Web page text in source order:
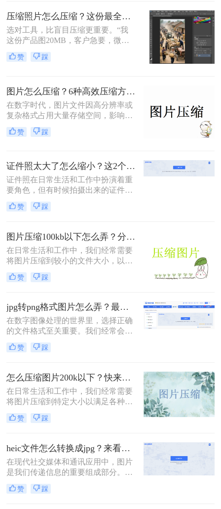
你快速掌握压缩技巧。
压缩照片怎么压缩？这份最全压缩指南，小白也能轻松降80%！
选对工具，比盲目压缩更重要。“我
这份产品图20MB，客户急要，微信
死活发不出去！”一位做电商的朋友
半夜给我发来消息。这场景，想必很
赞 踩
图片怎么压缩？6种高效压缩方法分享！
在数字时代，图片文件因高分辨率或
复杂格式占用大量存储空间，影响传
输和加载速度。那么图片怎么压缩
呢？本文总结了6种高效压缩方法，
赞 踩
证件照太大了怎么缩小？这2个方法轻松满足你的需求 ！
证件照在日常生活和工作中扮演着重
要角色，但有时候拍摄出来的证件照
文件体积过大，不仅占用存储空间，
还可能影响上传速度或不符合某些平
小呢？本文将介绍两种高效的方法来
缩小证件照的大小。
赞 踩
图片压缩100kb以下怎么弄？分享4个高效压缩方法！
在日常生活和工作中，我们经常需要
将图片压缩到较小的文件大小，以便
于上传、发送或存储。将图片压缩到
100KB以下是一个常见的需求。那么
将详细介绍几种实现这一目标的方
法。
赞 踩
jpg转png格式图片怎么弄？最新有效的转换方法终极指南！
在数字图像处理的世界里，选择正确
的文件格式至关重要。我们经常会遇
到一个场景：手头有一张JPEG（或
JPG）格式的图片，但由于项目需求
存），必须将其转换为PNG格式。虽
然听起来简单，但不同的转换方法在
便捷性、质量和控制力上差异巨大。
那么jpg转png格式图片怎么弄呢？
赞 踩
怎么压缩图片200k以下？快来试试这4种压缩方法!！
在日常生活和工作中，我们经常需要
将图片压缩到特定大小以满足各种需
求，比如上传至社交媒体、发送电子
邮件或存储到移动设备中。那么怎么
种将图片压缩到200K以下的实用方
法。
赞 踩
heic文件怎么转换成jpg？来看看这二种方法吧！
在现代社交媒体和通讯应用中，图片
是我们传递信息的重要组成部分。然
而，一些设备（如iPhone）默认保存
图片为HEIC格式，这在某些情况下可
赞 踩